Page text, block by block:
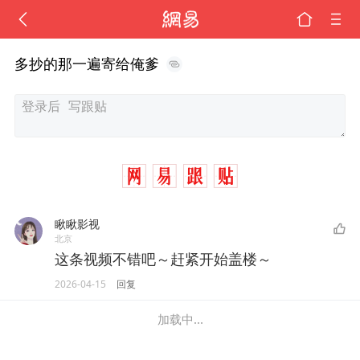
多抄的那一遍寄给俺爹
瞅瞅影视
北京
这条视频不错吧～赶紧开始盖楼～
2026-04-15 回复
加载中...